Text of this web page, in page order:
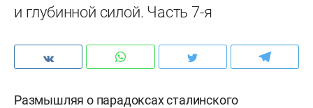
и глубинной силой. Часть 7-я
Размышляя о парадоксах сталинского